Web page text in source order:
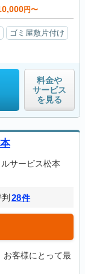
円〜
ゴミ屋敷片付け
料金や
サービス
を見る
サービス松本
28件
お客様にとって最